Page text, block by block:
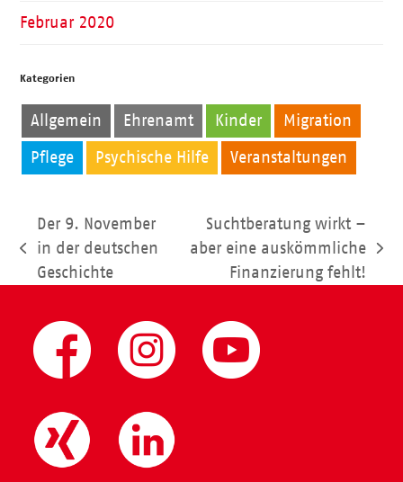
Februar 2020
Kategorien
Allgemein Ehrenamt Kinder Migration
Pflege Psychische Hilfe Veranstaltungen
vorheriger
Beitrag:
Der 9. November
in der deutschen
Geschichte
Nächster
Beitrag:
Suchtberatung wirkt –
aber eine auskömmliche
Finanzierung fehlt!